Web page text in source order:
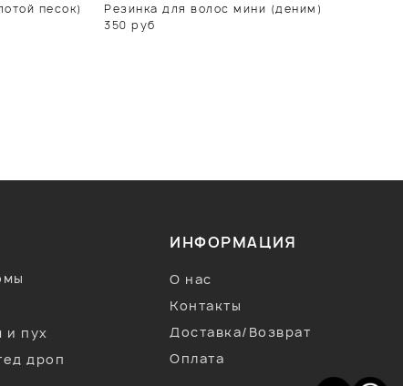
песок)
Резинка для волос мини (деним)
350 руб
и пух
дроп
ИНФОРМАЦИЯ
О нас
Контакты
Доставка/Возврат
Оплата